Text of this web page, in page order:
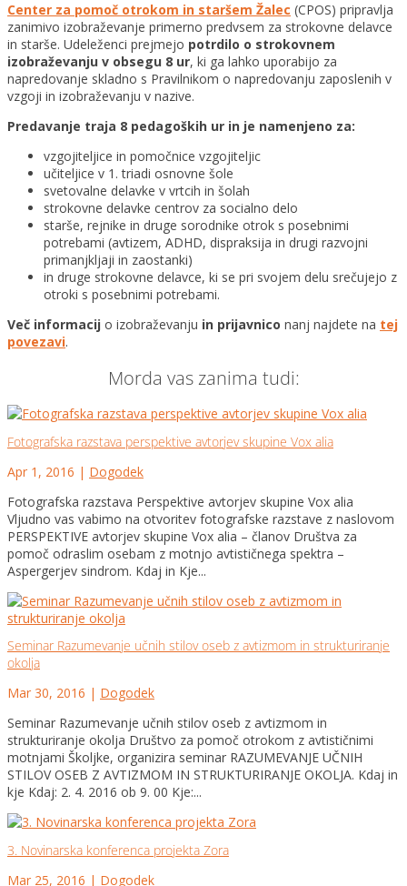
Center za pomoč otrokom in staršem Žalec (CPOS) pripravlja
zanimivo izobraževanje primerno predvsem za strokovne delavce
in starše. Udeleženci prejmejo potrdilo o strokovnem
izobraževanju v obsegu 8 ur, ki ga lahko uporabijo za
napredovanje skladno s Pravilnikom o napredovanju zaposlenih v
vzgoji in izobraževanju v nazive.
Predavanje traja 8 pedagoških ur in je namenjeno za:
vzgojiteljice in pomočnice vzgojiteljic
učiteljice v 1. triadi osnovne šole
svetovalne delavke v vrtcih in šolah
strokovne delavke centrov za socialno delo
starše, rejnike in druge sorodnike otrok s posebnimi
potrebami (avtizem, ADHD, dispraksija in drugi razvojni
primanjkljaji in zaostanki)
in druge strokovne delavce, ki se pri svojem delu srečujejo z
otroki s posebnimi potrebami.
Več informacij o izobraževanju in prijavnico nanj najdete na tej
povezavi.
Morda vas zanima tudi:
Fotografska razstava perspektive avtorjev skupine Vox alia
Apr 1, 2016 | Dogodek
Fotografska razstava Perspektive avtorjev skupine Vox alia
Vljudno vas vabimo na otvoritev fotografske razstave z naslovom
PERSPEKTIVE avtorjev skupine Vox alia – članov Društva za
pomoč odraslim osebam z motnjo avtističnega spektra –
Aspergerjev sindrom. Kdaj in Kje...
Seminar Razumevanje učnih stilov oseb z avtizmom in strukturiranje
okolja
Mar 30, 2016 | Dogodek
Seminar Razumevanje učnih stilov oseb z avtizmom in
strukturiranje okolja Društvo za pomoč otrokom z avtističnimi
motnjami Školjke, organizira seminar RAZUMEVANJE UČNIH
STILOV OSEB Z AVTIZMOM IN STRUKTURIRANJE OKOLJA. Kdaj in
kje Kdaj: 2. 4. 2016 ob 9. 00 Kje:...
3. Novinarska konferenca projekta Zora
Mar 25, 2016 | Dogodek